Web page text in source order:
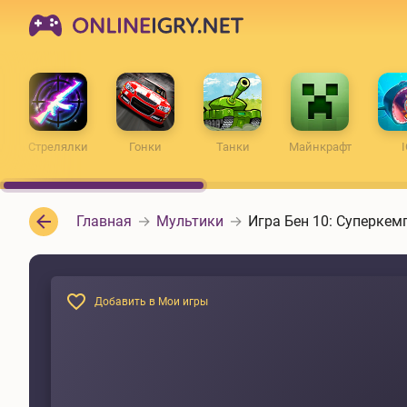
Стрелялки Гонки Танки Майнкрафт
Главная Мультики Игра Бен 10:
Добавить в Мои игры